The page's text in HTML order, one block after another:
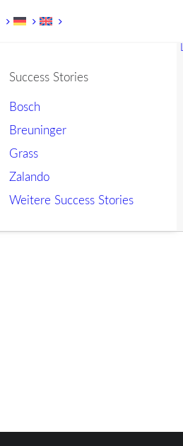
Success Stories
Bosch
Breuninger
Grass
Zalando
Weitere Success Stories